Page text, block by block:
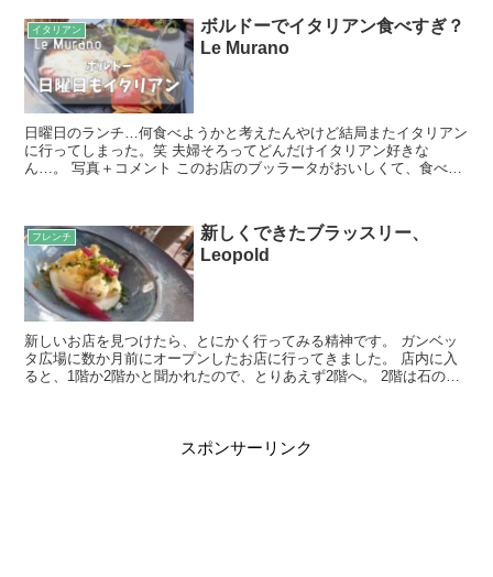
イタリアン
ボルドーでイタリアン食べすぎ？
Le Murano
日曜日のランチ…何食べようかと考えたんやけど結局またイタリアン
に行ってしまった。笑 夫婦そろってどんだけイタリアン好きな
ん…。 写真＋コメント このお店のブッラータがおいしくて、食べた
フレンチ
新しくできたブラッスリー、
Leopold
新しいお店を見つけたら、とにかく行ってみる精神です。 ガンベッ
タ広場に数か月前にオープンしたお店に行ってきました。 店内に入
ると、1階か2階かと聞かれたので、とりあえず2階へ。 2階は石の壁
スポンサーリンク